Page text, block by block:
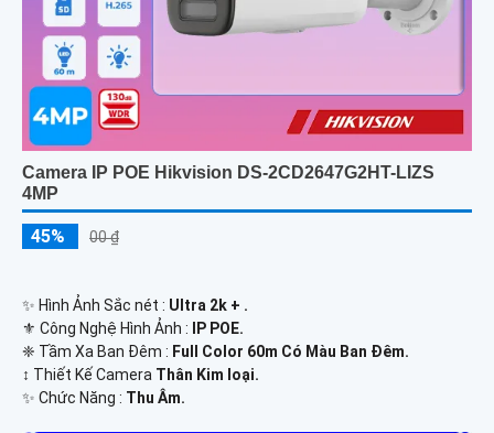
Camera IP POE Hikvision DS-2CD2647G2HT-LIZS
4MP
45% 00 ₫
✨ Hình Ảnh Sắc nét : Ultra 2k + .
⚜️ Công Nghệ Hình Ảnh :
IP POE.
❈ Tầm Xa Ban Đêm : Full Color 60m Có Màu Ban Ðêm.
↕️ Thiết Kế Camera Thân Kim loại.
️✨ Chức Năng : Thu Âm.